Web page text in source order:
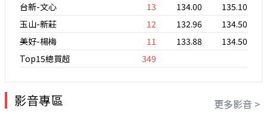
台新-文心
13 134.00
135.10
玉山-新莊
12 132.96
134.50
美好-楊梅
11 133.88
134.50
Top15總買超
349
影音專區 更多影音 >